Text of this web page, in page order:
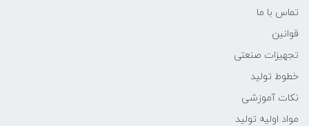
تماس با ما
قوانین
تجهیزات صنعتی
خطوط تولید
نکات آموزشی
مواد اولیه تولید